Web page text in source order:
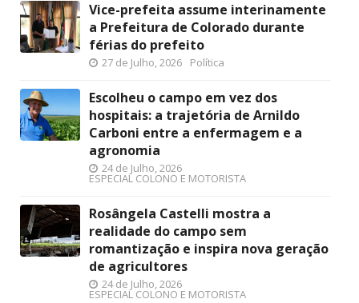
Vice-prefeita assume interinamente
a Prefeitura de Colorado durante
férias do prefeito
27 de Julho, 2026 Política
Escolheu o campo em vez dos
hospitais: a trajetória de Arnildo
Carboni entre a enfermagem e a
agronomia
24 de Julho, 2026
ESPECIAL COLONO E MOTORISTA
Rosângela Castelli mostra a
realidade do campo sem
romantização e inspira nova geração
de agricultores
24 de Julho, 2026
ESPECIAL COLONO E MOTORISTA